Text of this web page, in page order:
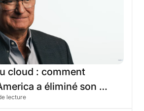
cloud : comment
a éliminé son
traditionnelle
lecture